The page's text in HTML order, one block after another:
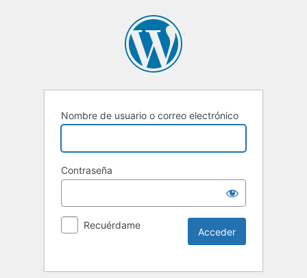
Nombre de usuario o correo electrónico
Contraseña
Recuérdame